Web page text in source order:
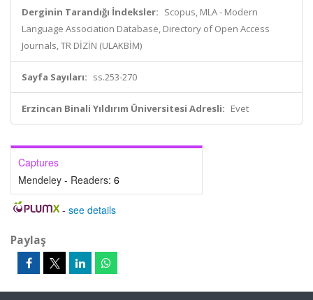
Derginin Tarandığı İndeksler: Scopus, MLA - Modern
Language Association Database, Directory of Open Access
Journals, TR DİZİN (ULAKBİM)
Sayfa Sayıları: ss.253-270
Erzincan Binali Yıldırım Üniversitesi Adresli: Evet
Captures
Mendeley - Readers: 6
- see details
Paylaş